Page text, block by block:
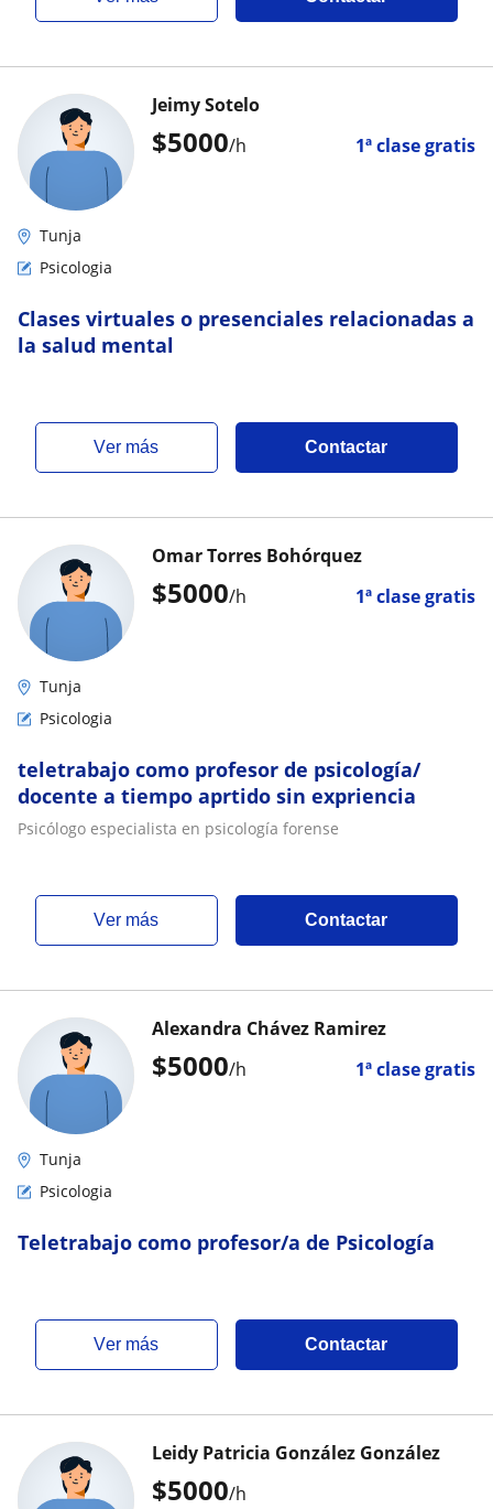
$5000/h 1ª clase gratis
Jeimy Sotelo
Tunja
Psicologia
Clases virtuales o presenciales relacionadas a
la salud mental
ver más Contactar
$5000/h 1ª clase gratis
Omar Torres Bohórquez
Tunja
Psicologia
teletrabajo como profesor de psicología/
docente a tiempo aprtido sin expriencia
Psicólogo especialista en psicología forense
ver más Contactar
$5000/h 1ª clase gratis
Alexandra Chávez Ramirez
Tunja
Psicologia
Teletrabajo como profesor/a de Psicología
ver más Contactar
$5000/h
Leidy Patricia González González